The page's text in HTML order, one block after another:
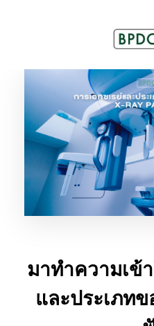
BPDC
แค่เว็บเวิร์ดเพรสเว็บหนึ่ง
มาทำความเข้
และประเภทข